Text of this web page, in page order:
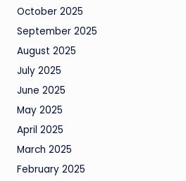
October 2025
September 2025
August 2025
July 2025
June 2025
May 2025
April 2025
March 2025
February 2025